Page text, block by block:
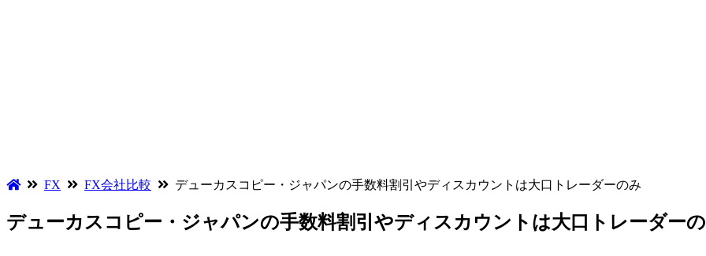
FX FX会社比較 デューカスコピー・ジャパンの手数料割引やディスカウントは大口トレーダーのみ
デューカスコピー・ジャパンの手数料割引やディスカウントは大口トレーダー